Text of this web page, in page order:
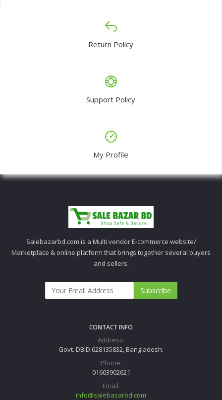
Return Policy
Support Policy
My Profile
Salebazarbd.com is a Multi vendor E-commerce website/
Marketplace & online platform that brings together several buyers
and sellers.
Subscribe
CONTACT INFO
Address:
Govt. DBID:628135832, Bangladesh.
Phone:
01603902621
Email:
info@salebazarbd.com